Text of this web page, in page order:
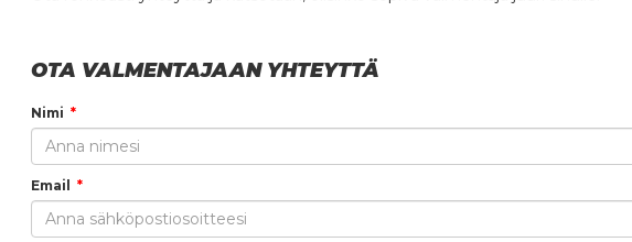
OTA VALMENTAJAAN YHTEYTTÄ
Nimi
Email